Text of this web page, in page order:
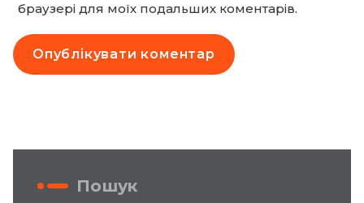
браузері для моїх подальших коментарів.
Пошук